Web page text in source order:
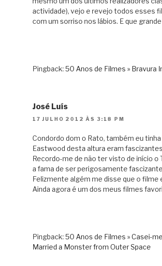
actividade), vejo e revejo todos esses
com um sorriso nos lábios. E que
Pingback: 50 Anos de Filmes » Bravura
José Luís
17 JULHO 2012 ÀS 3:18 PM
Condordo dom o Rato, também eu
Eastwood desta altura eram
Recordo-me de não ter visto de início o
a fama de ser perigosamente
Felizmente algém me disse que o filme
Ainda agora é um dos meus filmes
Pingback: 50 Anos de Filmes » Casei-
Married a Monster from Outer Space